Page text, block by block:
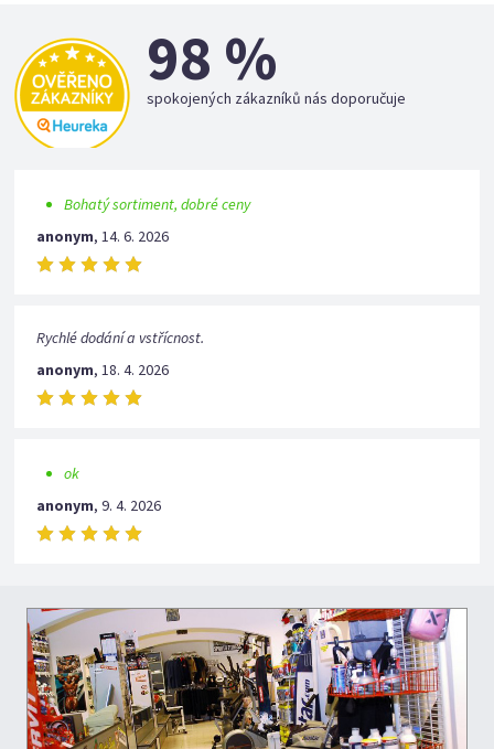
98 %
spokojených zákazníků nás doporučuje
Bohatý sortiment, dobré ceny
anonym,14. 6. 2026
Rychlé dodání a vstřícnost.
anonym,18. 4. 2026
ok
anonym,9. 4. 2026